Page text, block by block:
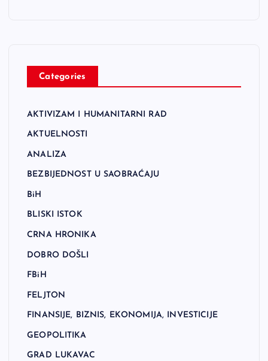
Categories
AKTIVIZAM I HUMANITARNI RAD
AKTUELNOSTI
ANALIZA
BEZBIJEDNOST U SAOBRAĆAJU
BiH
BLISKI ISTOK
CRNA HRONIKA
DOBRO DOŠLI
FBiH
FELJTON
FINANSIJE, BIZNIS, EKONOMIJA, INVESTICIJE
GEOPOLITIKA
GRAD LUKAVAC